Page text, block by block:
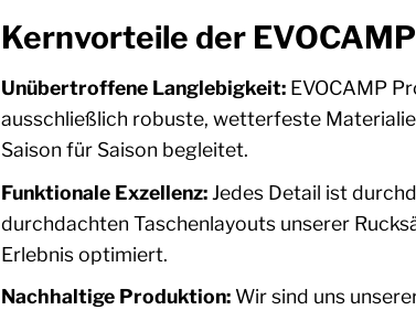
Kernvorteile der
Unübertroffene Langlebigkeit: EVOCAMP
ausschließlich robuste, wetterfeste
Saison für Saison begleitet.
Funktionale Exzellenz: Jedes Detail ist
durchdachten Taschenlayouts unserer
Erlebnis optimiert.
Nachhaltige Produktion: Wir sind uns